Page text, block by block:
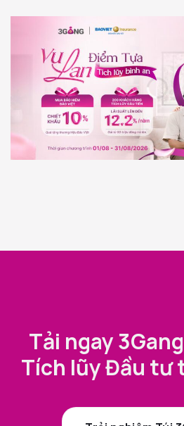
Tải ngay
Tích lũy Đầu tư